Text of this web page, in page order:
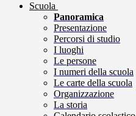
Scuola
Panoramica
Presentazione
Percorsi di studio
I luoghi
Le persone
I numeri della scuola
Le carte della scuola
Organizzazione
La storia